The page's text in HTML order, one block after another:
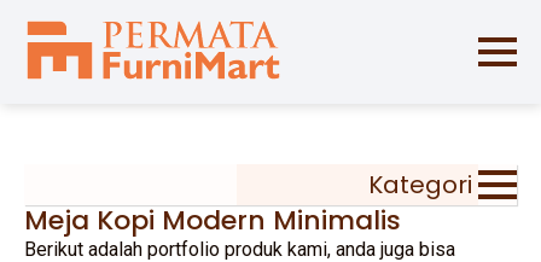
Kategori
Meja Kopi Modern Minimalis
Berikut adalah portfolio produk kami, anda juga bisa